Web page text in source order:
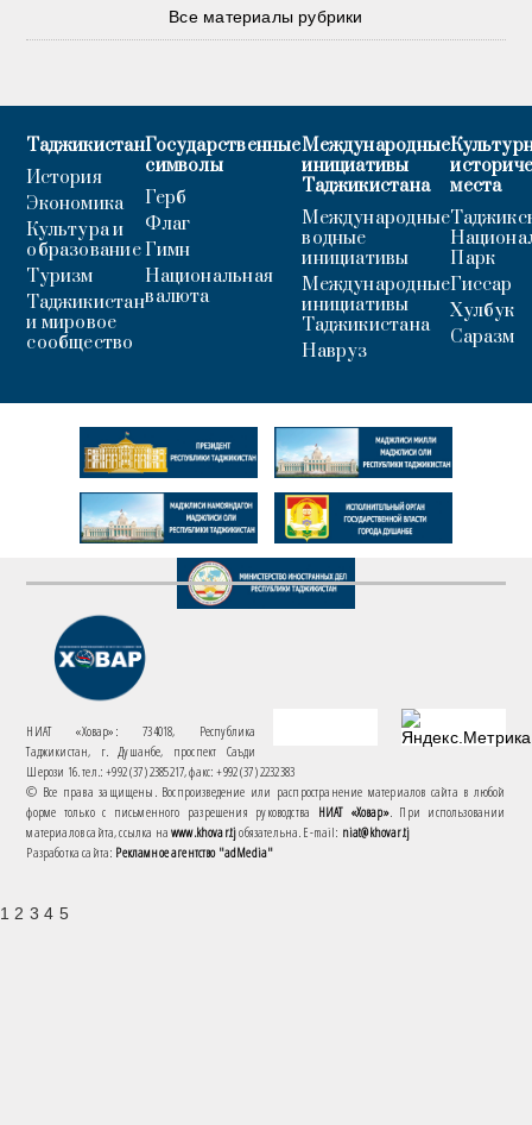
Все материалы рубрики
Таджикистан
История
Экономика
Культура и
образование
Туризм
Таджикистан
и мировое
сообщество
Государственные
символы
Герб
Флаг
Гимн
Национальная
валюта
Международные
инициативы
Таджикистана
Международные
водные
инициативы
Международные
инициативы
Таджикистана
Навруз
места
Парк
Гиссар
Хулбук
Саразм
НИАТ «Ховар»: 734018, Республика
Таджикистан, г. Душанбе, проспект Саъди
Шерози 16. тел.: +992 (37) 2385217, факс: +992 (37) 2232383
© Все права защищены. Воспроизведение или распространение материалов сайта в любой
форме только с письменного разрешения руководства НИАТ «Ховар». При использовании
материалов сайта, ссылка наwww.khovar.tjобязательна. E-mail: niat@khovar.tj
Разработка сайта: Рекламное агентство "adMedia"
1 2 3 4 5